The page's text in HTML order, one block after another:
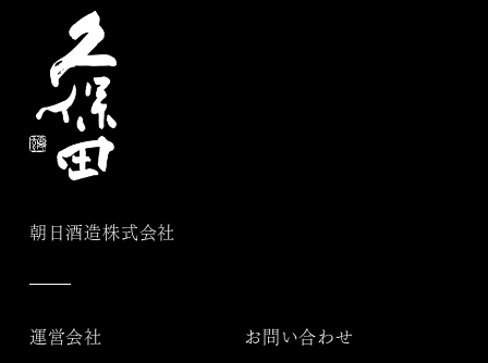
朝日酒造株式会社
運営会社 お問い合わせ